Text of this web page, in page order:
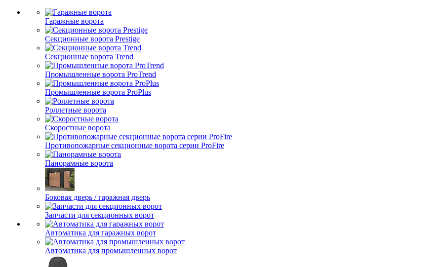
Гаражные ворота
Секционные ворота Prestige
Секционные ворота Trend
Промышленные ворота ProTrend
Промышленные ворота ProPlus
Роллетные ворота
Скоростные ворота
Противопожарные секционные ворота серии ProFire
Панорамные ворота
Боковая дверь / гаражная дверь
Запчасти для секционных ворот
Автоматика для гаражных ворот
Автоматика для промышленных ворот